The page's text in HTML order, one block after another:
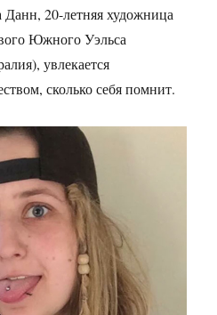
20-летняя художница
Южного Уэльса
увлекается
сколько себя помнит.